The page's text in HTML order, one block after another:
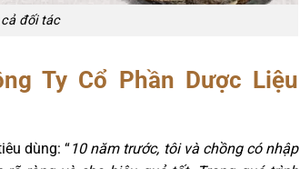
đối tác
Ty Cổ Phần Dược Liệu
dùng: “10 năm trước, tôi và chồng có nhập